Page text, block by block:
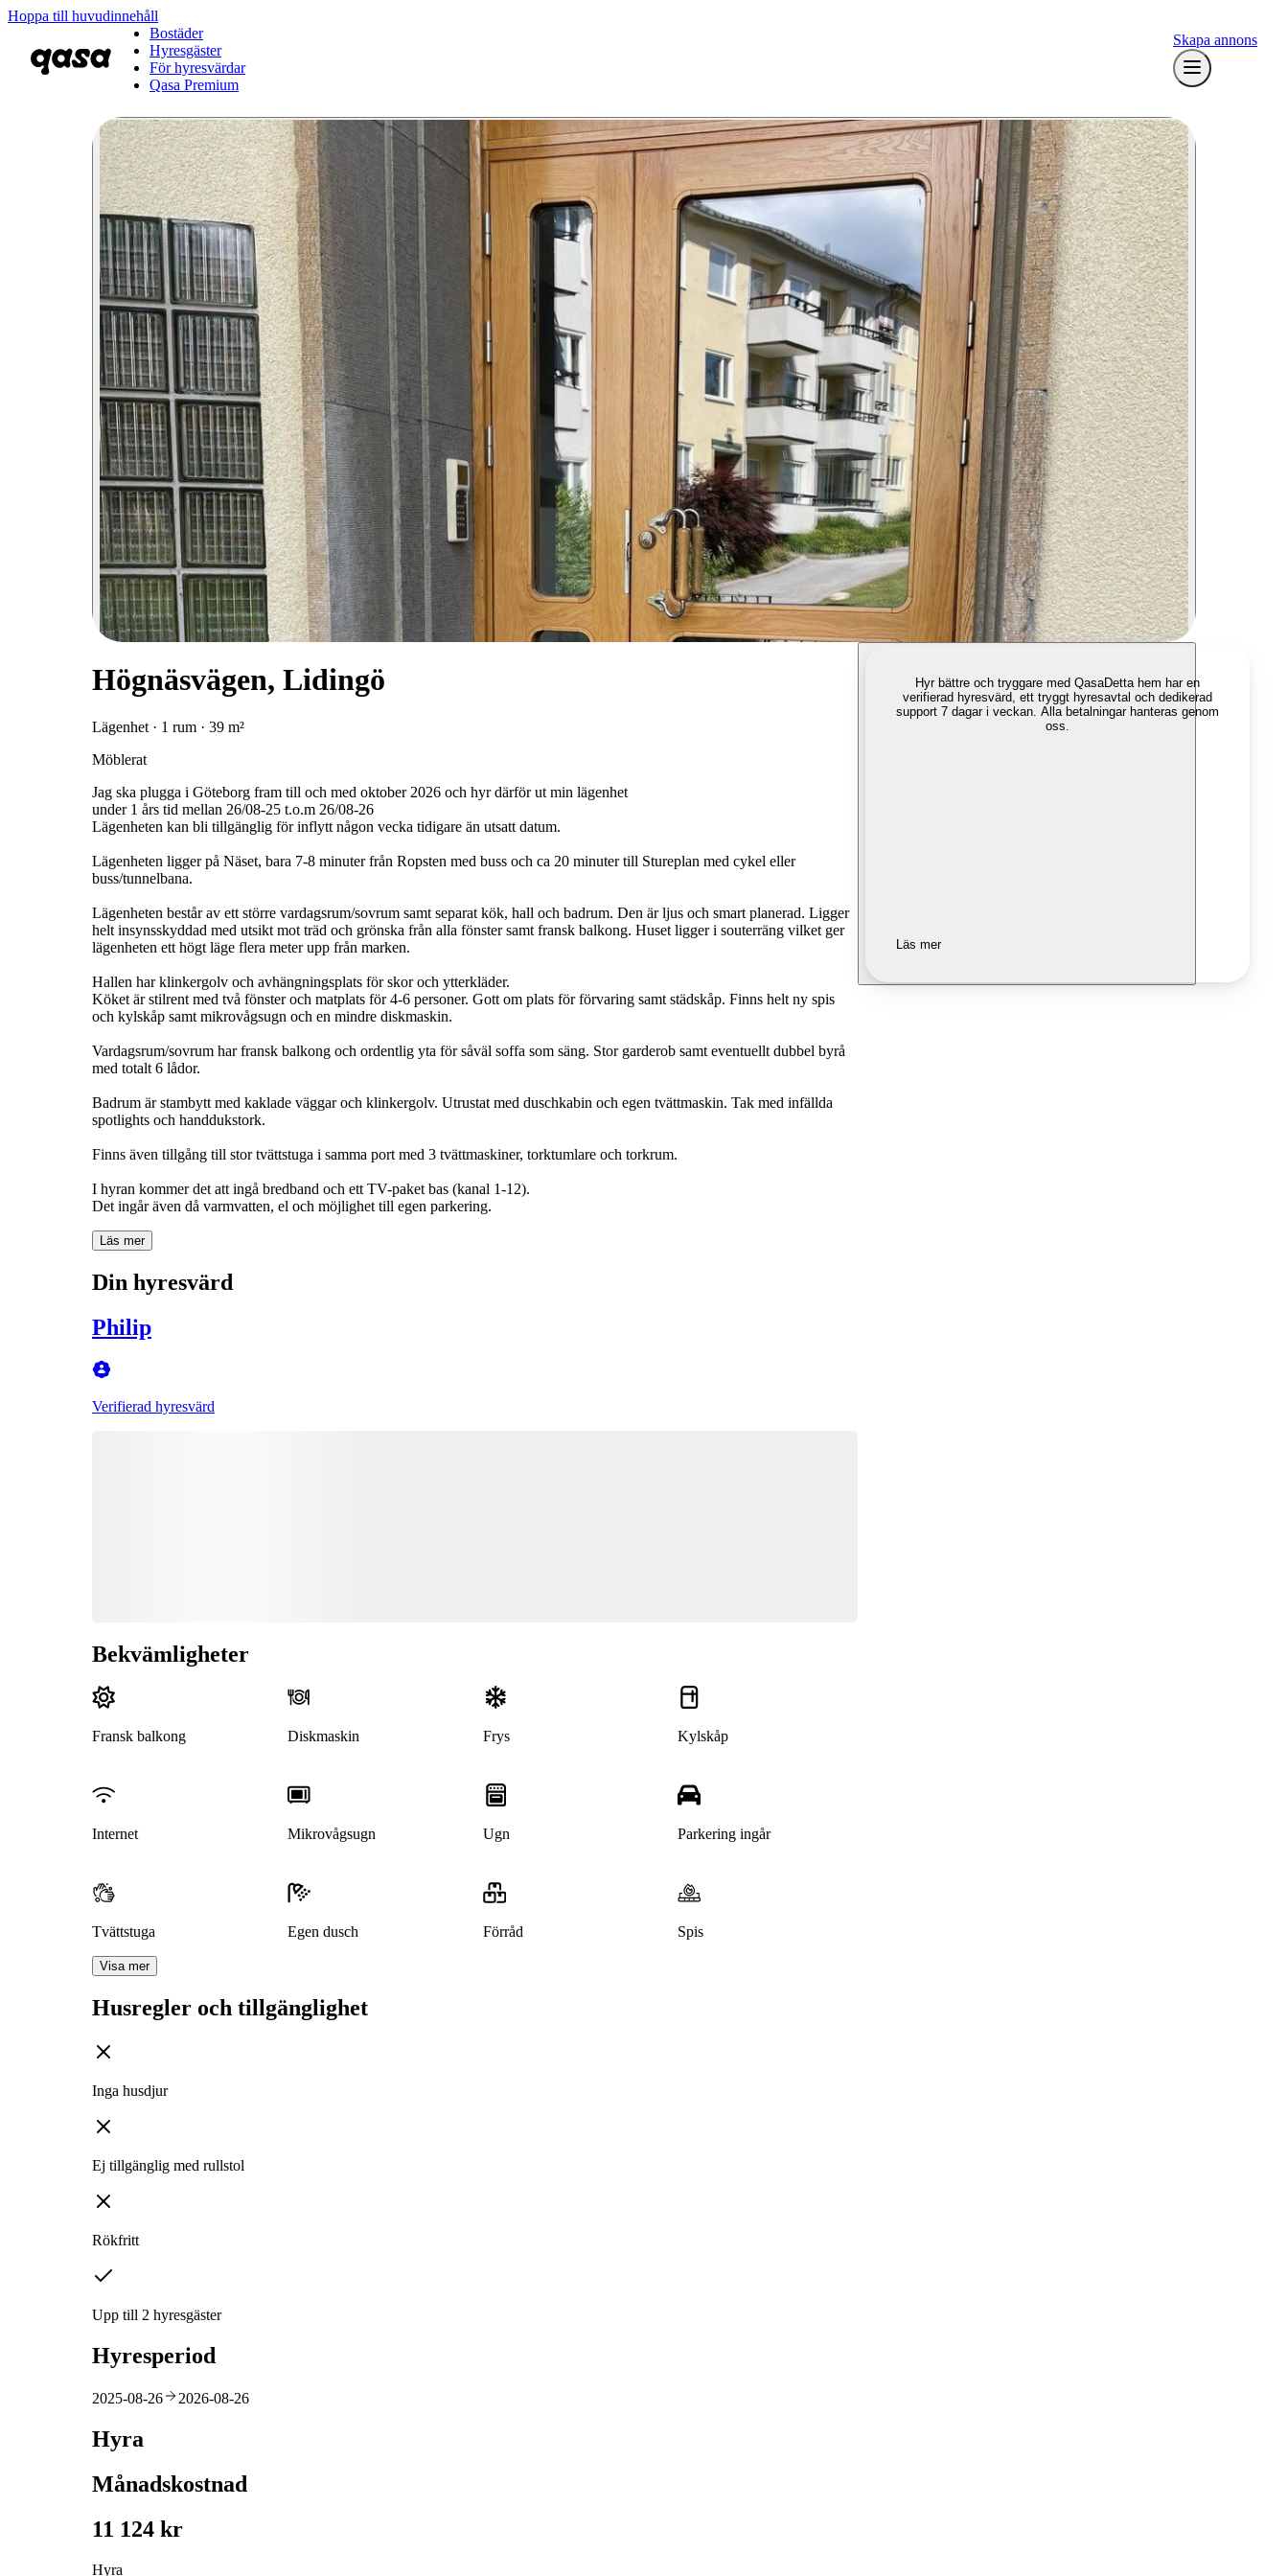
Hoppa till huvudinnehåll
Bostäder
Hyresgäster
För hyresvärdar
Qasa Premium
Skapa annons
Högnäsvägen, Lidingö
Lägenhet · 1 rum · 39 m²
Möblerat
Jag ska plugga i Göteborg fram till och med oktober 2026 och hyr därför ut min lägenhet
under 1 års tid mellan 26/08-25 t.o.m 26/08-26
Lägenheten kan bli tillgänglig för inflytt någon vecka tidigare än utsatt datum.
Lägenheten ligger på Näset, bara 7-8 minuter från Ropsten med buss och ca 20 minuter till Stureplan med cykel eller
buss/tunnelbana.
Lägenheten består av ett större vardagsrum/sovrum samt separat kök, hall och badrum. Den är ljus och smart planerad. Ligger
helt insynsskyddad med utsikt mot träd och grönska från alla fönster samt fransk balkong. Huset ligger i souterräng vilket ger
lägenheten ett högt läge flera meter upp från marken.
Hallen har klinkergolv och avhängningsplats för skor och ytterkläder.
Köket är stilrent med två fönster och matplats för 4-6 personer. Gott om plats för förvaring samt städskåp. Finns helt ny spis
och kylskåp samt mikrovågsugn och en mindre diskmaskin.
Vardagsrum/sovrum har fransk balkong och ordentlig yta för såväl soffa som säng. Stor garderob samt eventuellt dubbel byrå
med totalt 6 lådor.
Badrum är stambytt med kaklade väggar och klinkergolv. Utrustat med duschkabin och egen tvättmaskin. Tak med infällda
spotlights och handdukstork.
Finns även tillgång till stor tvättstuga i samma port med 3 tvättmaskiner, torktumlare och torkrum.
I hyran kommer det att ingå bredband och ett TV-paket bas (kanal 1-12).
Läs mer
Din hyresvärd
Philip
Verifierad hyresvärd
Bekvämligheter
Fransk balkong Diskmaskin Frys Kylskåp
Internet Mikrovågsugn Ugn Parkering ingår
Tvättstuga Egen dusch Förråd Spis
Visa mer
Husregler och tillgänglighet
Inga husdjur
Ej tillgänglig med rullstol
Rökfritt
Upp till 2 hyresgäster
Hyresperiod
2025-08-26 2026-08-26
Hyra
Månadskostnad
11 124 kr
Hyra
Hyr bättre och tryggare med QasaDetta hem har en
verifierad hyresvärd, ett tryggt hyresavtal och dedikerad
support 7 dagar i veckan. Alla betalningar hanteras genom
oss.
Läs mer